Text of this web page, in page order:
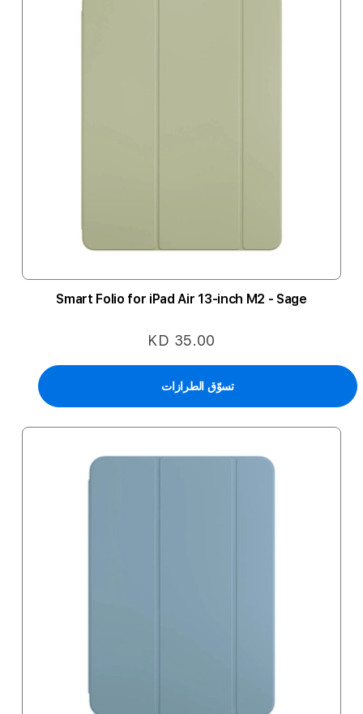
Smart Folio for iPad Air 13-inch M2 - Sage
KD 35.00
تسوّق الطرازات